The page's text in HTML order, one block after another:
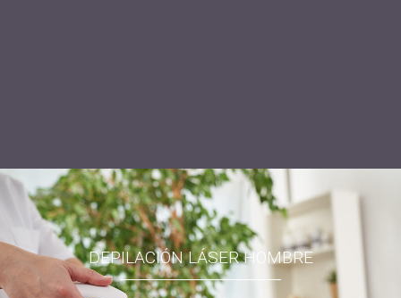
DEPILACIÓN LÁSER HOMBRE